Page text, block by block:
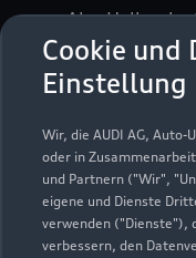
Cookie und
Einstellung
Wir, die AUDI AG,
oder in
und Partnern ("Wir",
eigene und Dienste
verwenden ("Dienste"),
verbessern, den
Alte
06918
034601 3950
info@vw-
Kontaktdaten